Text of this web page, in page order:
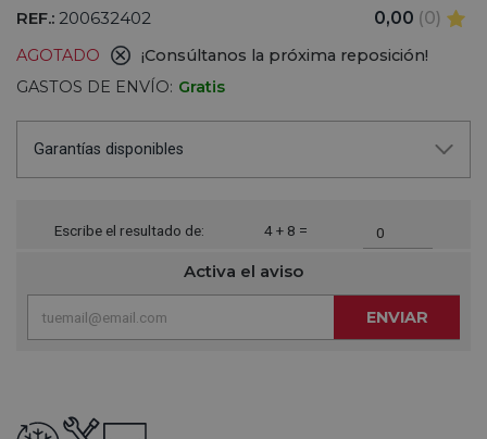
REF.: 200632402 0,00 (0)
AGOTADO
¡Consúltanos la próxima reposición!
GASTOS DE ENVÍO: Gratis
Garantías disponibles
Escribe el resultado de: 4 + 8 =
Activa el aviso
ENVIAR